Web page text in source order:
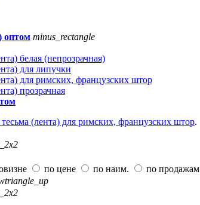
оптом minus_rectangle
белая (непрозрачная)
для липучки
для римских, французских штор
прозрачная
(лента) для римских, французских штор.
по цене по наим. по продажам